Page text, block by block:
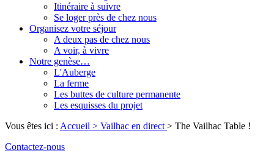
Itinéraire à suivre
Se loger près de chez nous
Organisez votre séjour
A deux pas de chez nous
A voir, à vivre
Notre genèse…
L'Auberge
La ferme
Les buttes de culture permanente
Les esquisses du projet
Vous êtes ici : Accueil > Vailhac en direct > The Vailhac Table !
Contactez-nous